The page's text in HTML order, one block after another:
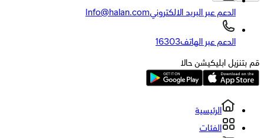
الدعم عبر البريد الالكترونيInfo@halan.com
الدعم عبر الهاتف16303
قم بتنزيل ابليكيشن حالا
الرئيسية
الفئات